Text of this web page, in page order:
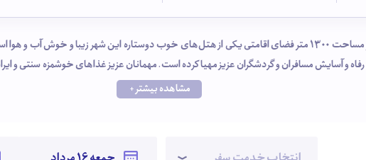
و آسایش مسافران و گردشگران عزیز مهیا کرده است. مهمانان عزیز غذاهای خوشمزه سنتی و
امنیت وسیله نقلیه خیالی آسوده خواهند داشت. کارکنان هتل سهند با برخوردی خوب
مشاهده بیشتر +